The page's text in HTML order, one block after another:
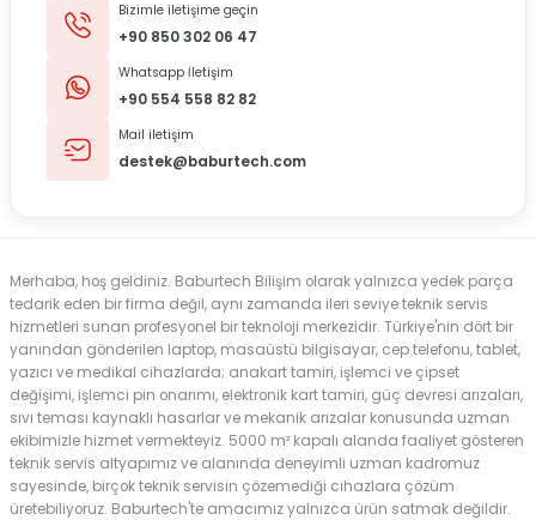
Bizimle iletişime geçin
+90 850 302 06 47
Whatsapp İletişim
+90 554 558 82 82
Mail iletişim
destek@baburtech.com
Merhaba, hoş geldiniz. Baburtech Bilişim olarak yalnızca yedek parça
tedarik eden bir firma değil, aynı zamanda ileri seviye teknik servis
hizmetleri sunan profesyonel bir teknoloji merkezidir. Türkiye'nin dört bir
yanından gönderilen laptop, masaüstü bilgisayar, cep telefonu, tablet,
yazıcı ve medikal cihazlarda; anakart tamiri, işlemci ve çipset
değişimi, işlemci pin onarımı, elektronik kart tamiri, güç devresi arızaları,
sıvı teması kaynaklı hasarlar ve mekanik arızalar konusunda uzman
ekibimizle hizmet vermekteyiz. 5000 m² kapalı alanda faaliyet gösteren
teknik servis altyapımız ve alanında deneyimli uzman kadromuz
sayesinde, birçok teknik servisin çözemediği cihazlara çözüm
üretebiliyoruz. Baburtech'te amacımız yalnızca ürün satmak değildir.